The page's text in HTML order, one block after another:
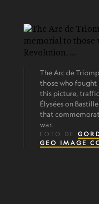
The Arc de
those who fought
this picture,
Élysées on
that
war.
FOTO DE
GEO IMAGE